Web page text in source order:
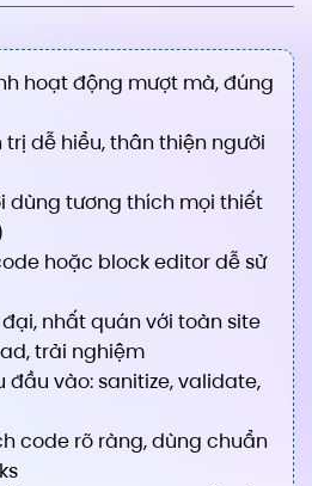
hoạt động mượt mà, đúng
dễ hiểu, thân thiện người
dùng tương thích mọi thiết
hoặc block editor dễ sử
đại, nhất quán với toàn site
trải nghiệm
đầu vào: sanitize, validate,
code rõ ràng, dùng chuẩn